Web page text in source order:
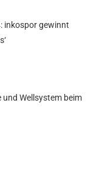
inkospor gewinnt
und Wellsystem beim